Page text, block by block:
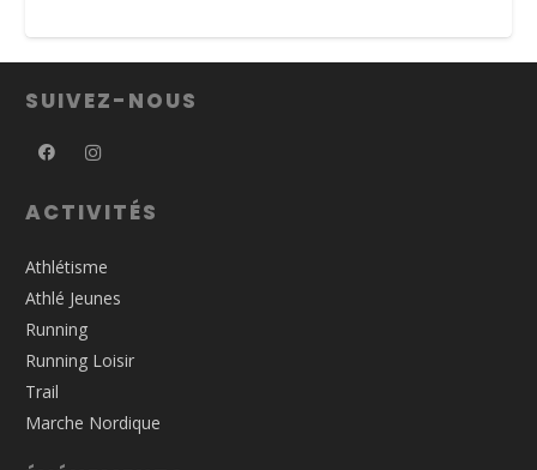
SUIVEZ-NOUS
ACTIVITÉS
Athlétisme
Athlé Jeunes
Running
Running Loisir
Trail
Marche Nordique